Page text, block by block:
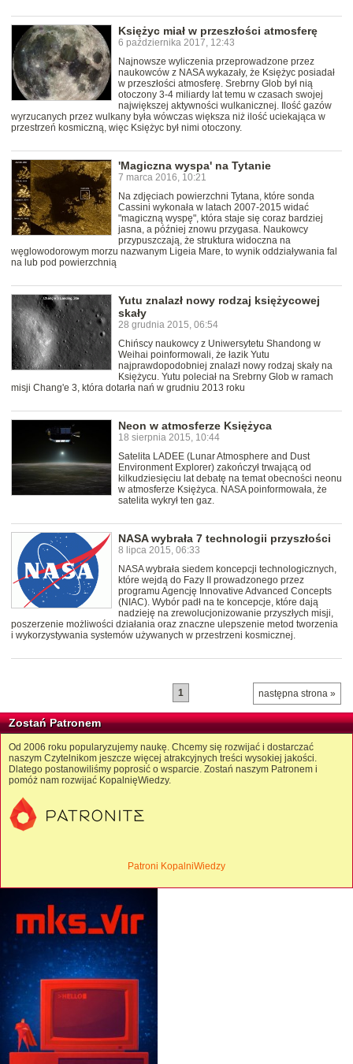
Księżyc miał w przeszłości atmosferę
6 października 2017, 12:43
Najnowsze wyliczenia przeprowadzone przez
naukowców z NASA wykazały, że Księżyc posiadał
w przeszłości atmosferę. Srebrny Glob był nią
otoczony 3-4 miliardy lat temu w czasach swojej
największej aktywności wulkanicznej. Ilość gazów
wyrzucanych przez wulkany była wówczas większa niż ilość uciekająca w
przestrzeń kosmiczną, więc Księżyc był nimi otoczony.
'Magiczna wyspa' na Tytanie
7 marca 2016, 10:21
Na zdjęciach powierzchni Tytana, które sonda
Cassini wykonała w latach 2007-2015 widać
"magiczną wyspę", która staje się coraz bardziej
jasna, a później znowu przygasa. Naukowcy
przypuszczają, że struktura widoczna na
węglowodorowym morzu nazwanym Ligeia Mare, to wynik oddziaływania fal
na lub pod powierzchnią
Yutu znalazł nowy rodzaj księżycowej
skały
28 grudnia 2015, 06:54
Chińscy naukowcy z Uniwersytetu Shandong w
Weihai poinformowali, że łazik Yutu
najprawdopodobniej znalazł nowy rodzaj skały na
Księżycu. Yutu poleciał na Srebrny Glob w ramach
misji Chang'e 3, która dotarła nań w grudniu 2013 roku
Neon w atmosferze Księżyca
18 sierpnia 2015, 10:44
Satelita LADEE (Lunar Atmosphere and Dust
Environment Explorer) zakończył trwającą od
kilkudziesięciu lat debatę na temat obecności neonu
w atmosferze Księżyca. NASA poinformowała, że
satelita wykrył ten gaz.
NASA wybrała 7 technologii przyszłości
8 lipca 2015, 06:33
NASA wybrała siedem koncepcji technologicznych,
które wejdą do Fazy II prowadzonego przez
programu Agencję Innovative Advanced Concepts
(NIAC). Wybór padł na te koncepcje, które dają
nadzieję na zrewolucjonizowanie przyszłych misji,
poszerzenie możliwości działania oraz znaczne ulepszenie metod tworzenia
i wykorzystywania systemów używanych w przestrzeni kosmicznej.
następna strona »
1
Zostań Patronem
Od 2006 roku popularyzujemy naukę. Chcemy się rozwijać i dostarczać
naszym Czytelnikom jeszcze więcej atrakcyjnych treści wysokiej jakości.
Dlatego postanowiliśmy poprosić o wsparcie. Zostań naszym Patronem i
pomóż nam rozwijać KopalnięWiedzy.
Patroni KopalniWiedzy